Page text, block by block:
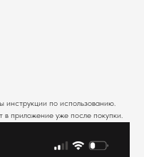
инструкции по использованию.
приложение уже после покупки.